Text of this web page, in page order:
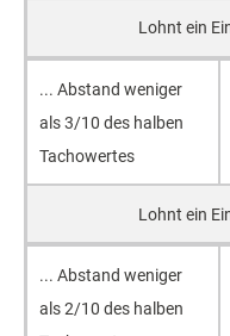
... Ab­stand we­ni­ger
als 3/10 des hal­ben
Ta­cho­wer­tes
... Ab­stand we­ni­ger
als 2/10 des hal­ben